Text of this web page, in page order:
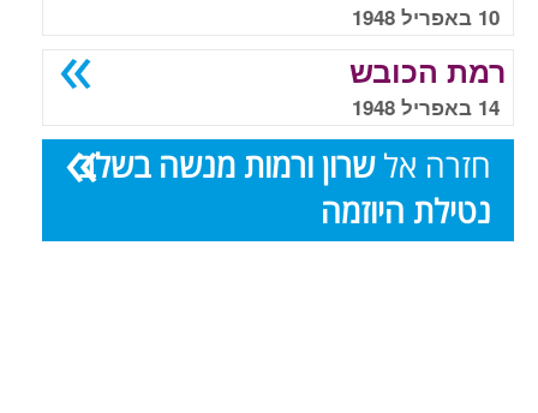
10 באפריל 1948
רמת הכובש
14 באפריל 1948
חזרה אלשרון ורמות מנשה בשלב
נטילת היוזמה